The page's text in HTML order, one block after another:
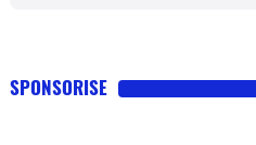
SPONSORISE